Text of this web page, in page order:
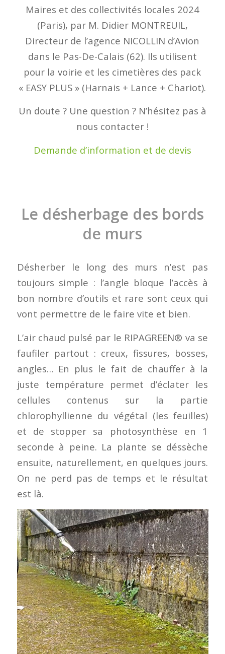
Maires et des collectivités locales 2024
(Paris), par M. Didier MONTREUIL,
Directeur de l’agence NICOLLIN d’Avion
dans le Pas-De-Calais (62). Ils utilisent
pour la voirie et les cimetières des pack
« EASY PLUS » (Harnais + Lance + Chariot).
Un doute ? Une question ? N’hésitez pas à
nous contacter !
Demande d’information et de devis
Le désherbage des bords
de murs
Désherber le long des murs n’est pas
toujours simple : l’angle bloque l’accès à
bon nombre d’outils et rare sont ceux qui
vont permettre de le faire vite et bien.
L’air chaud pulsé par le RIPAGREEN® va se
faufiler partout : creux, fissures, bosses,
angles… En plus le fait de chauffer à la
juste température permet d’éclater les
cellules contenus sur la partie
chlorophyllienne du végétal (les feuilles)
et de stopper sa photosynthèse en 1
seconde à peine. La plante se déssèche
ensuite, naturellement, en quelques jours.
On ne perd pas de temps et le résultat
est là.